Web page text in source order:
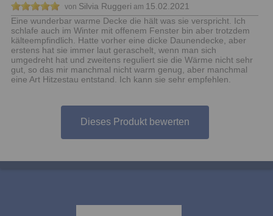
von Silvia Ruggeri am 15.02.2021
Eine wunderbar warme Decke die hält was sie verspricht. Ich
schlafe auch im Winter mit offenem Fenster bin aber trotzdem
kälteempfindlich. Hatte vorher eine dicke Daunendecke, aber
erstens hat sie immer laut geraschelt, wenn man sich
umgedreht hat und zweitens reguliert sie die Wärme nicht sehr
gut, so das mir manchmal nicht warm genug, aber manchmal
eine Art Hitzestau entstand. Ich kann sie sehr empfehlen.
Dieses Produkt bewerten